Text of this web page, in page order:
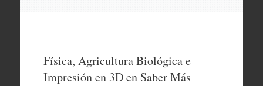
Física, Agricultura Biológica e
Impresión en 3D en Saber Más